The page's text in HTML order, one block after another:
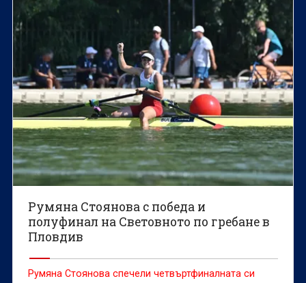
Румяна Стоянова с победа и
полуфинал на Световното по гребане в
Пловдив
Румяна Стоянова спечели четвъртфиналната си